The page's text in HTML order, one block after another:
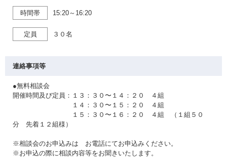
時間帯 15:20～16:20
定員 ３０名
連絡事項等
●無料相談会
開催時間及び定員：１３：３０〜１４：２０ ４組
１４：３０〜１５：２０ ４組
１５：３０〜１６：２０ ４組 （１組５０
分 先着１２組様）
※相談会のお申込みは お電話にてお申込みください。
※お申込の際に相談内容等をお聞きいたします。